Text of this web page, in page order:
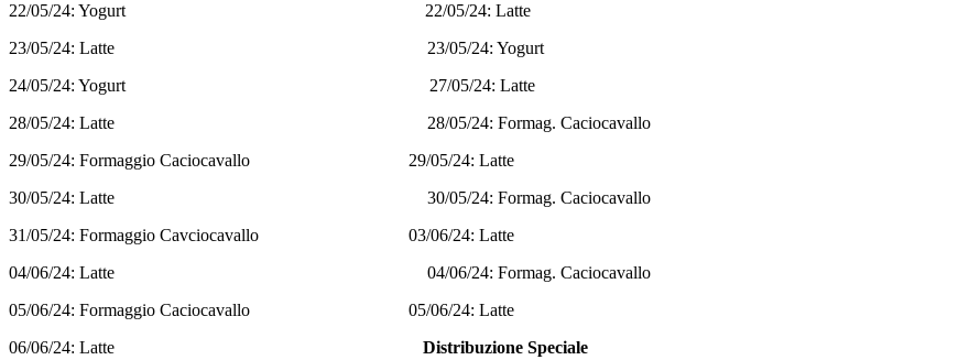
22/05/24: Yogurt 22/05/24: Latte
23/05/24: Latte 23/05/24: Yogurt
24/05/24: Yogurt 27/05/24: Latte
28/05/24: Latte 28/05/24: Formag. Caciocavallo
29/05/24: Formaggio Caciocavallo 29/05/24: Latte
30/05/24: Latte 30/05/24: Formag. Caciocavallo
31/05/24: Formaggio Cavciocavallo 03/06/24: Latte
04/06/24: Latte 04/06/24: Formag. Caciocavallo
05/06/24: Formaggio Caciocavallo 05/06/24: Latte
06/06/24: Latte Distribuzione Speciale